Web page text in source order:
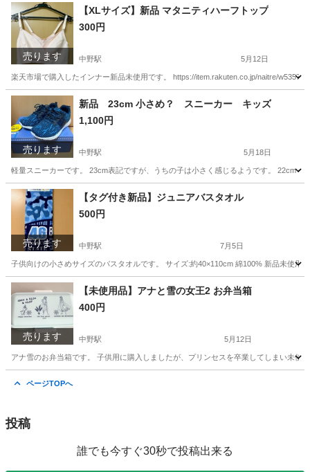
東京 中野区 中野駅 その他 ユニクロ
売ります
【XLサイズ】新品 マタニティハーフトップ
300円
中野駅 5月12日
楽天市場で購入したインナー新品未使用です。 https://item.rakuten.co.jp/naitre/w5357
東京 中野区 中野駅 マタニティ用品 マタニティ
売ります
新品 23cm 小さめ？ スニーカー キッズ
1,100円
中野駅 5月18日
軽量スニーカーです。 23cm表記ですが、うちの子は小さく感じるようです。 22cm
東京 中野区 中野駅 キッズ用品 キッズ
売ります
【タグ付き新品】ジュニアバスタオル
500円
中野駅 7月5日
子供向けの小さめサイズのバスタオルです。 サイズ:約40×110cm 綿100% 新品未使
東京 中野区 中野駅 キッズ用品
売ります
【未使用品】アナと雪の女王2 お弁当箱
400円
中野駅 5月12日
アナ雪のお弁当箱です。 子供用に購入しましたが、プリンセスを卒業してしまい未
ページTOPへ
投稿
誰でも今すぐ30秒で投稿出来る